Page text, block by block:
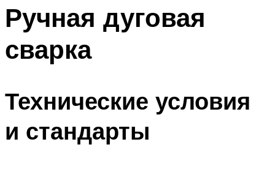
Ручная дуговая
сварка
Технические условия
и стандарты